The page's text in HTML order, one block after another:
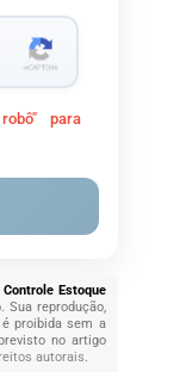
para
Estoque
Sua reprodução,
proibida sem a
no artigo
autorais.